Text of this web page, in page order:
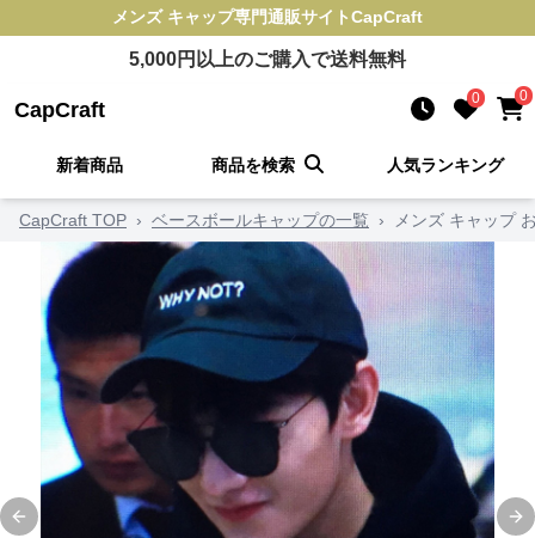
メンズ キャップ専門通販サイトCapCraft
5,000円以上のご購入で送料無料
CapCraft 0 0
新着商品 商品を検索 人気ランキング
CapCraft TOP › ベースボールキャップの一覧 › メンズ キャップ
Previous slide